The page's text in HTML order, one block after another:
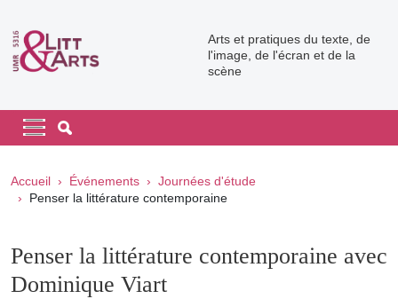
Arts et pratiques du texte, de
l'image, de l'écran et de la
scène
Navigation principale
Navigation principale mobile
Fil d'Ariane
Accueil Événements
Journées d'étude
Penser la littérature contemporaine
Penser la littérature contemporaine avec
Dominique Viart